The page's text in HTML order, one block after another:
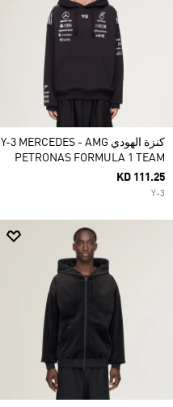
كنزة الهودي Y-3 MERCEDES - AMG
PETRONAS FORMULA 1 TEAM
KD 111.25
Y-3